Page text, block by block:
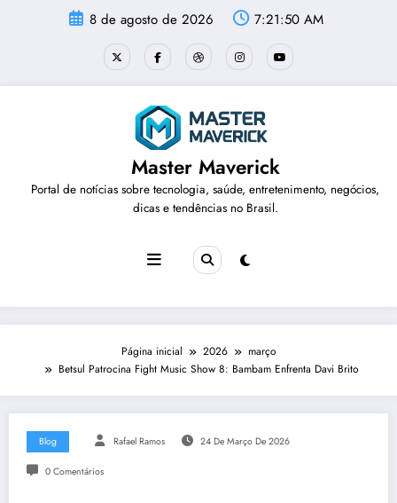
8 de agosto de 2026 7:21:50 AM
Master Maverick
Portal de notícias sobre tecnologia, saúde, entretenimento, negócios,
dicas e tendências no Brasil.
Página inicial 2026
março
Betsul Patrocina Fight Music Show 8: Bambam Enfrenta Davi Brito
Blog Rafael Ramos 24 De Março De 2026
0 Comentários